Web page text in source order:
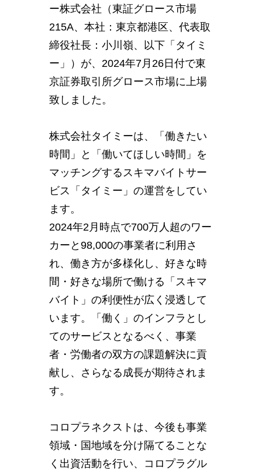
ー株式会社（東証グロース市場
215A、本社：東京都港区、代表取
締役社長：小川嶺、以下「タイミ
ー」）が、2024年7月26日付で東
京証券取引所グロース市場に上場
致しました。
株式会社タイミーは、「働きたい
時間」と「働いてほしい時間」を
マッチングするスキマバイトサー
ビス「タイミー」の運営をしてい
ます。
2024年2月時点で700万人超のワー
カーと98,000の事業者に利用さ
れ、働き方が多様化し、好きな時
間・好きな場所で働ける「スキマ
バイト」の利便性が広く浸透して
います。「働く」のインフラとし
てのサービスとなるべく、事業
者・労働者の双方の課題解決に貢
献し、さらなる成長が期待されま
す。
コロプラネクストは、今後も事業
領域・国地域を分け隔てることな
く出資活動を行い、コロプラグル